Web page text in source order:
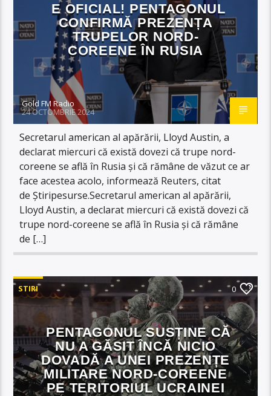
E OFICIAL! PENTAGONUL
CONFIRMĂ PREZENȚA
TRUPELOR NORD-
COREENE ÎN RUSIA
Gold FM Radio
24 OCTOMBRIE 2024
Secretarul american al apărării, Lloyd Austin, a
declarat miercuri că există dovezi că trupe nord-
coreene se află în Rusia și că rămâne de văzut ce ar
face acestea acolo, informează Reuters, citat
de Știripesurse.Secretarul american al apărării,
Lloyd Austin, a declarat miercuri că există dovezi că
trupe nord-coreene se află în Rusia și că rămâne
de […]
STIRI 0
PENTAGONUL SUSȚINE CĂ
NU A GĂSIT ÎNCĂ NICIO
DOVADĂ A UNEI PREZENȚE
MILITARE NORD-COREENE
PE TERITORIUL UCRAINEI